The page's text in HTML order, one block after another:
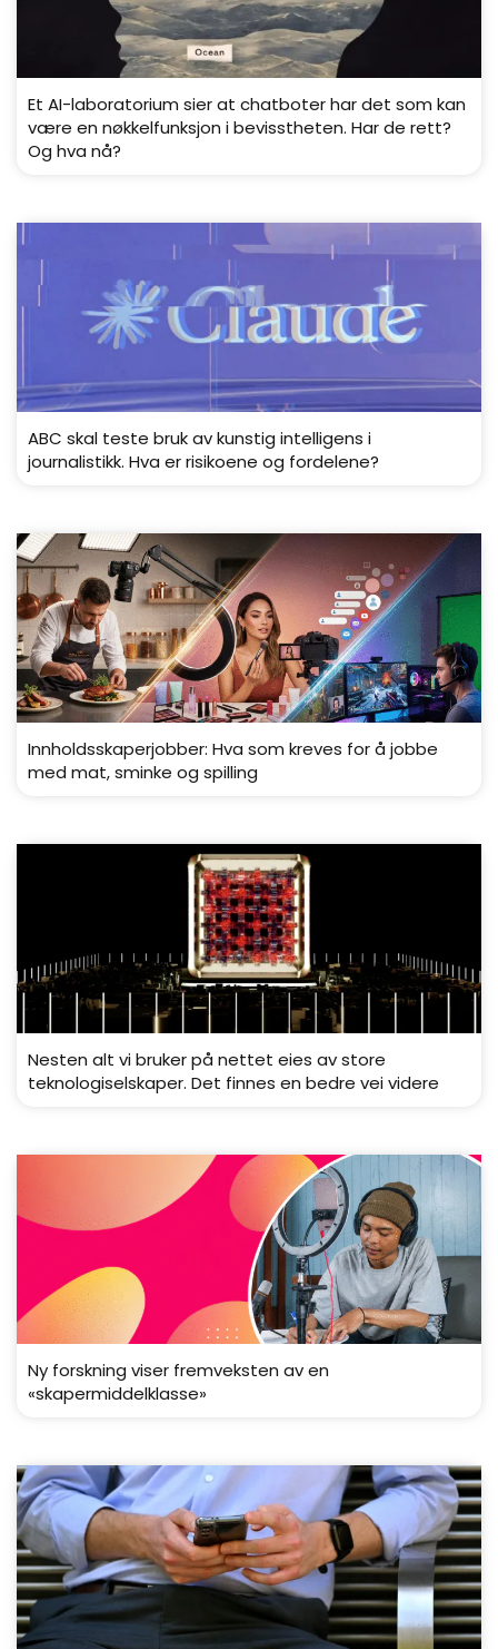
Et AI-laboratorium sier at chatboter har det som kan
være en nøkkelfunksjon i bevisstheten. Har de rett?
Og hva nå?
ABC skal teste bruk av kunstig intelligens i
journalistikk. Hva er risikoene og fordelene?
Innholdsskaperjobber: Hva som kreves for å jobbe
med mat, sminke og spilling
Nesten alt vi bruker på nettet eies av store
teknologiselskaper. Det finnes en bedre vei videre
Ny forskning viser fremveksten av en
«skapermiddelklasse»